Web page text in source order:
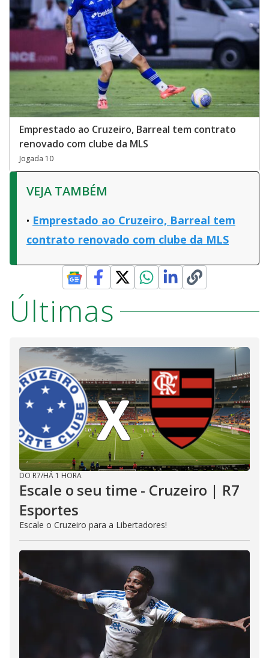
Emprestado ao Cruzeiro, Barreal tem contrato
renovado com clube da MLS
Jogada 10
VEJA TAMBÉM
Emprestado ao Cruzeiro, Barreal tem
contrato renovado com clube da MLS
Últimas
DO R7/HÁ 1 HORA
Escale o seu time - Cruzeiro | R7
Esportes
Escale o Cruzeiro para a Libertadores!